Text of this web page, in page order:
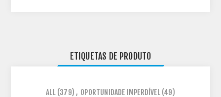
ETIQUETAS DE PRODUTO
ALL (379) , OPORTUNIDADE IMPERDÍVEL (49)